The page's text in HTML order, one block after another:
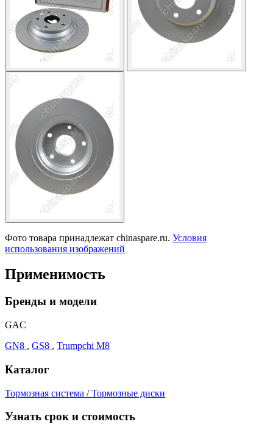
Фото товара принадлежат chinaspare.ru. Условия
использования изображений
Применимость
Бренды и модели
GAC
GN8 , GS8 , Trumpchi M8
Каталог
Тормозная система / Тормозные диски
Узнать срок и стоимость